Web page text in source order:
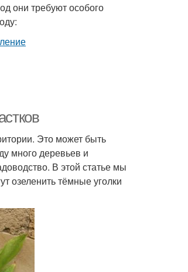
они требуют особого
Это может быть
много деревьев и
В этой статье мы
озеленить тёмные уголки